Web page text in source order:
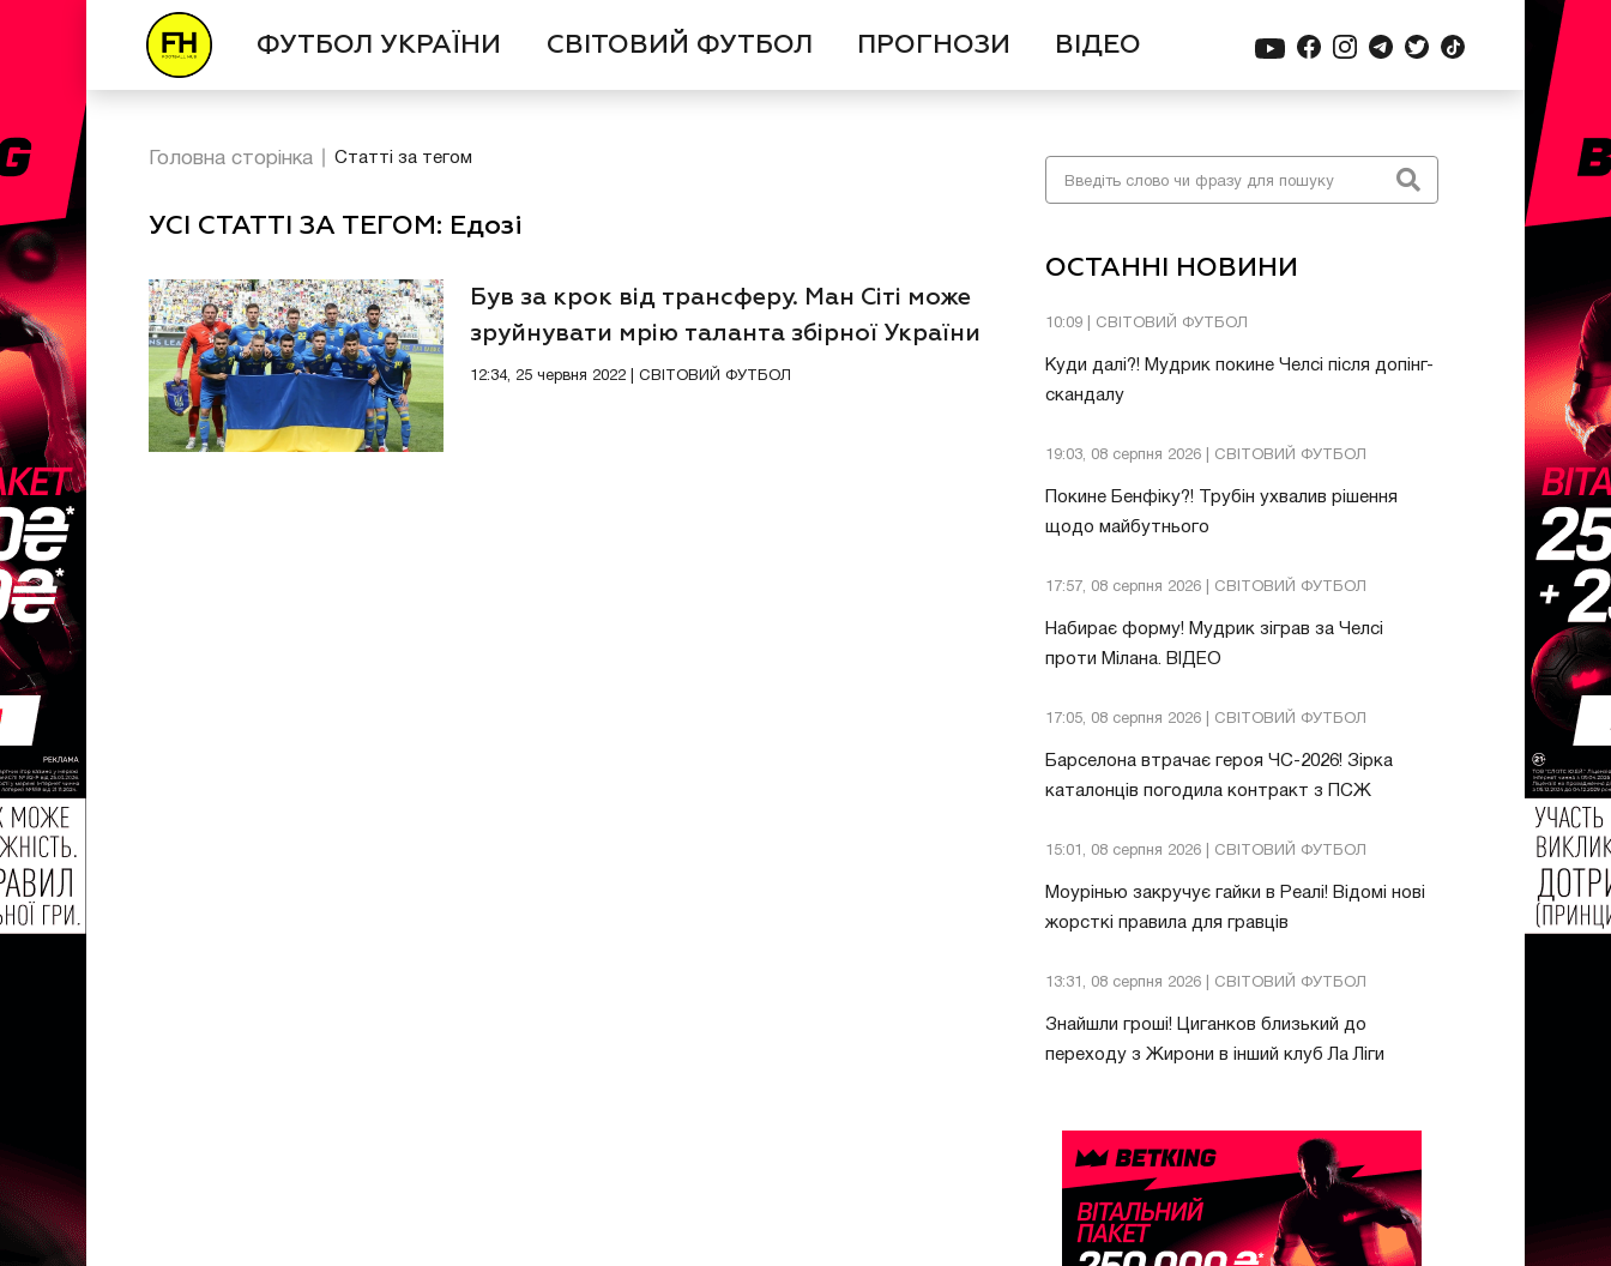
ФУТБОЛ УКРАЇНИ СВІТОВИЙ ФУТБОЛ ПРОГНОЗИ ВІДЕО
ОСТАННІ НОВИНИ
10:09 | СВІТОВИЙ ФУТБОЛ
Куди далі?! Мудрик покине Челсі після допінг-
скандалу
19:03, 08 серпня 2026 | СВІТОВИЙ ФУТБОЛ
Покине Бенфіку?! Трубін ухвалив рішення
щодо майбутнього
17:57, 08 серпня 2026 | СВІТОВИЙ ФУТБОЛ
Набирає форму! Мудрик зіграв за Челсі
проти Мілана. ВІДЕО
17:05, 08 серпня 2026 | СВІТОВИЙ ФУТБОЛ
Барселона втрачає героя ЧС-2026! Зірка
каталонців погодила контракт з ПСЖ
15:01, 08 серпня 2026 | СВІТОВИЙ ФУТБОЛ
Моурінью закручує гайки в Реалі! Відомі нові
жорсткі правила для гравців
13:31, 08 серпня 2026 | СВІТОВИЙ ФУТБОЛ
Знайшли гроші! Циганков близький до
переходу з Жирони в інший клуб Ла Ліги
Головна сторінка Статті за тегом
УСІ СТАТТІ ЗА ТЕГОМ: Едозі
Був за крок від трансферу. Ман Сіті може
зруйнувати мрію таланта збірної України
12:34, 25 червня 2022 | СВІТОВИЙ ФУТБОЛ